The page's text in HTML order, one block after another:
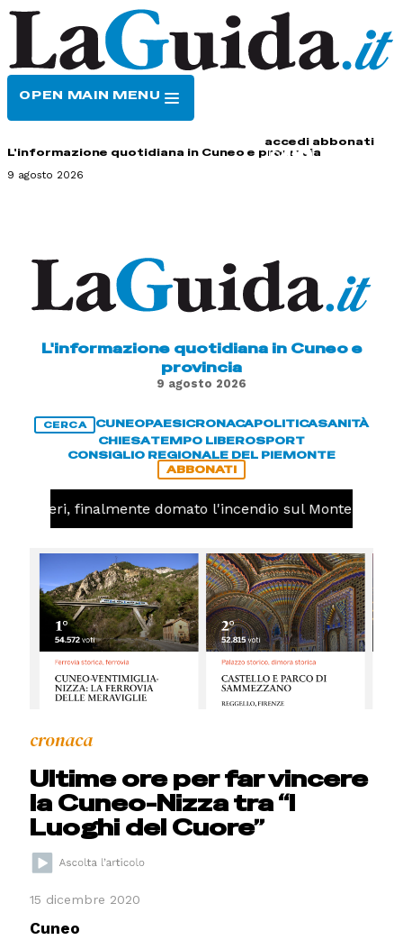
OPEN MAIN MENU
accedi abbonati
L'informazione quotidiana in Cuneo e provincia
9 agosto 2026
L'informazione quotidiana in Cuneo e
provincia
9 agosto 2026
CERCA CUNEOPAESICRONACAPOLITICASANITÀ
CHIESATEMPO LIBEROSPORT
CONSIGLIO REGIONALE DEL PIEMONTE
ABBONATI
Valdieri, finalmente domato l'incendio sul Monte Piastra
cronaca
Ultime ore per far vincere
la Cuneo-Nizza tra “I
Luoghi del Cuore”
15 dicembre 2020
Cuneo